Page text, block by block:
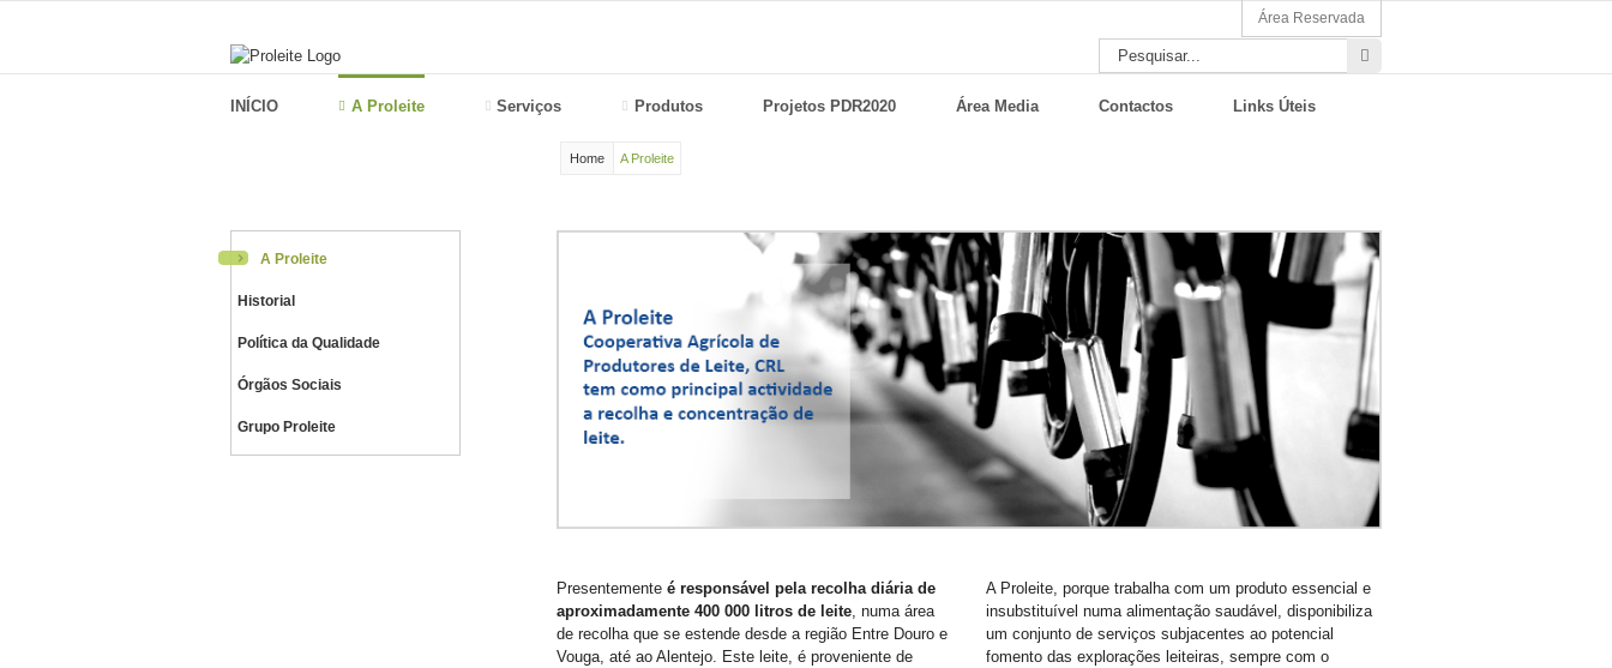
Área Reservada
Pesquisar
por:
INÍCIO
A Proleite Serviços Produtos Projetos PDR2020 Área Media Contactos Links Úteis
Home A Proleite
Presentemente é responsável pela recolha diária de
aproximadamente 400 000 litros de leite, numa área
de recolha que se estende desde a região Entre Douro e
Vouga, até ao Alentejo. Este leite, é proveniente de
A Proleite, porque trabalha com um produto essencial e
insubstituível numa alimentação saudável, disponibiliza
um conjunto de serviços subjacentes ao potencial
fomento das explorações leiteiras, sempre com o
A Proleite
Historial
Política da Qualidade
Órgãos Sociais
Grupo Proleite